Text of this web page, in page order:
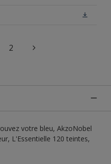
2
votre bleu, AkzoNobel
L'Essentielle 120 teintes,